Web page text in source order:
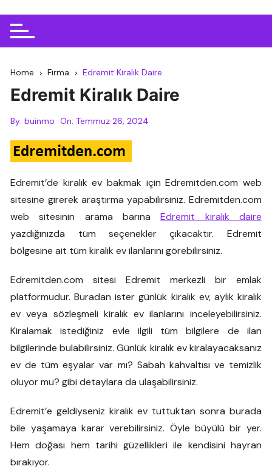
Home Firma Edremit Kiralık Daire
Edremit Kiralık Daire
By: buinmo On:Temmuz 26, 2024
Edremit’de kiralık ev bakmak için Edremitden.com web
sitesine girerek araştırma yapabilirsiniz. Edremitden.com
web sitesinin arama barınaEdremit kiralık daire
yazdığınızda tüm seçenekler çıkacaktır. Edremit
bölgesine ait tüm kiralık ev ilanlarını görebilirsiniz.
Edremitden.com sitesi Edremit merkezli bir emlak
platformudur. Buradan ister günlük kiralık ev, aylık kiralık
ev veya sözleşmeli kiralık ev ilanlarını inceleyebilirsiniz.
Kiralamak istediğiniz evle ilgili tüm bilgilere de ilan
bilgilerinde bulabilirsiniz. Günlük kiralık ev kiralayacaksanız
ev de tüm eşyalar var mı? Sabah kahvaltısı ve temizlik
oluyor mu? gibi detaylara da ulaşabilirsiniz.
Edremit’e geldiyseniz kiralık ev tuttuktan sonra burada
bile yaşamaya karar verebilirsiniz. Öyle büyülü bir yer.
Hem doğası hem tarihi güzellikleri ile kendisini hayran
bırakıyor.